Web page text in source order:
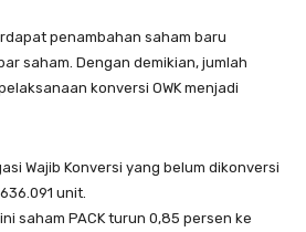
penambahan saham baru
saham. Dengan demikian, jumlah
konversi OWK menjadi
Wajib Konversi yang belum dikonversi
unit.
saham PACK turun 0,85 persen ke